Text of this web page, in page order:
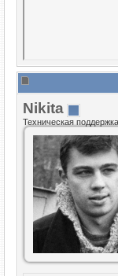
Nikita
Техническая поддержка